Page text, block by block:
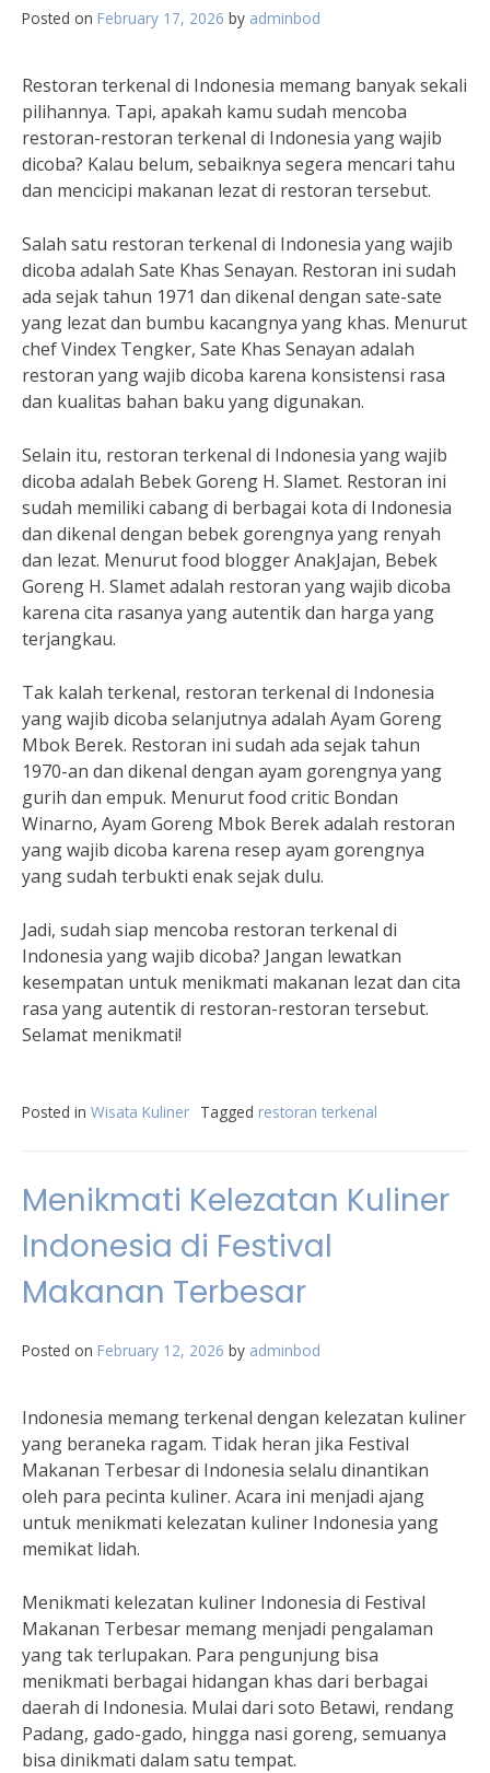
Posted on February 17, 2026 by adminbod
Restoran terkenal di Indonesia memang banyak sekali
pilihannya. Tapi, apakah kamu sudah mencoba
restoran-restoran terkenal di Indonesia yang wajib
dicoba? Kalau belum, sebaiknya segera mencari tahu
dan mencicipi makanan lezat di restoran tersebut.
Salah satu restoran terkenal di Indonesia yang wajib
dicoba adalah Sate Khas Senayan. Restoran ini sudah
ada sejak tahun 1971 dan dikenal dengan sate-sate
yang lezat dan bumbu kacangnya yang khas. Menurut
chef Vindex Tengker, Sate Khas Senayan adalah
restoran yang wajib dicoba karena konsistensi rasa
dan kualitas bahan baku yang digunakan.
Selain itu, restoran terkenal di Indonesia yang wajib
dicoba adalah Bebek Goreng H. Slamet. Restoran ini
sudah memiliki cabang di berbagai kota di Indonesia
dan dikenal dengan bebek gorengnya yang renyah
dan lezat. Menurut food blogger AnakJajan, Bebek
Goreng H. Slamet adalah restoran yang wajib dicoba
karena cita rasanya yang autentik dan harga yang
terjangkau.
Tak kalah terkenal, restoran terkenal di Indonesia
yang wajib dicoba selanjutnya adalah Ayam Goreng
Mbok Berek. Restoran ini sudah ada sejak tahun
1970-an dan dikenal dengan ayam gorengnya yang
gurih dan empuk. Menurut food critic Bondan
Winarno, Ayam Goreng Mbok Berek adalah restoran
yang wajib dicoba karena resep ayam gorengnya
yang sudah terbukti enak sejak dulu.
Jadi, sudah siap mencoba restoran terkenal di
Indonesia yang wajib dicoba? Jangan lewatkan
kesempatan untuk menikmati makanan lezat dan cita
rasa yang autentik di restoran-restoran tersebut.
Selamat menikmati!
Posted in Wisata Kuliner Tagged restoran terkenal
Menikmati Kelezatan Kuliner
Indonesia di Festival
Makanan Terbesar
Posted on February 12, 2026 by adminbod
Indonesia memang terkenal dengan kelezatan kuliner
yang beraneka ragam. Tidak heran jika Festival
Makanan Terbesar di Indonesia selalu dinantikan
oleh para pecinta kuliner. Acara ini menjadi ajang
untuk menikmati kelezatan kuliner Indonesia yang
memikat lidah.
Menikmati kelezatan kuliner Indonesia di Festival
Makanan Terbesar memang menjadi pengalaman
yang tak terlupakan. Para pengunjung bisa
menikmati berbagai hidangan khas dari berbagai
daerah di Indonesia. Mulai dari soto Betawi, rendang
Padang, gado-gado, hingga nasi goreng, semuanya
bisa dinikmati dalam satu tempat.